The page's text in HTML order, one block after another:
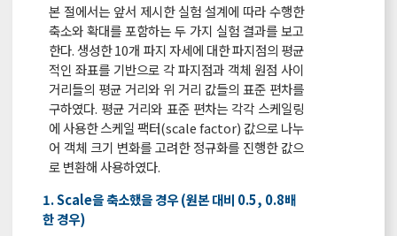
본 절에서는 앞서 제시한 실험 설계에 따라 수행한
축소와 확대를 포함하는 두 가지 실험 결과를 보고
한다. 생성한 10개 파지 자세에 대한 파지점의 평균
적인 좌표를 기반으로 각 파지점과 객체 원점 사이
거리들의 평균 거리와 위 거리 값들의 표준 편차를
구하였다. 평균 거리와 표준 편차는 각각 스케일링
에 사용한 스케일 팩터(scale factor) 값으로 나누
어 객체 크기 변화를 고려한 정규화를 진행한 값으
로 변환해 사용하였다.
1. Scale을 축소했을 경우 (원본 대비 0.5, 0.8배
한 경우)